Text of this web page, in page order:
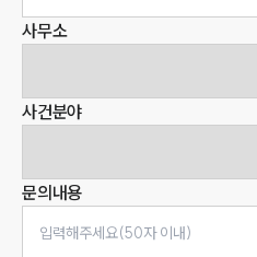
사무소
사건분야
문의내용